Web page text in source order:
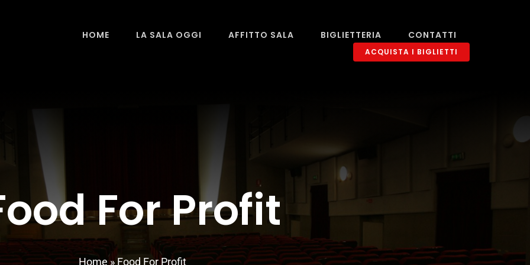
HOME LA SALA OGGI AFFITTO SALA BIGLIETTERIA CONTATTI
ACQUISTA I BIGLIETTI
For Profit
Home » Food For Profit